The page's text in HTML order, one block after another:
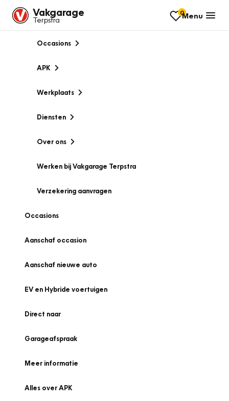
Vakgarage
Terpstra
0Menu
Occasions
APK
Werkplaats
Diensten
Over ons
Werken bij Vakgarage Terpstra
Verzekering aanvragen
Occasions
Aanschaf occasion
Aanschaf nieuwe auto
EV en Hybride voertuigen
Direct naar
Garageafspraak
Meer informatie
Alles over APK